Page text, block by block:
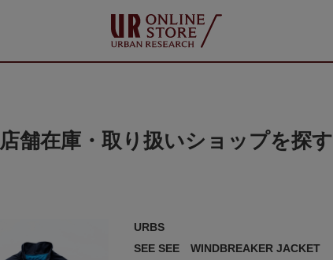
店舗在庫・取り扱いショップを探す
URBS
SEE SEE WINDBREAKER JACKET